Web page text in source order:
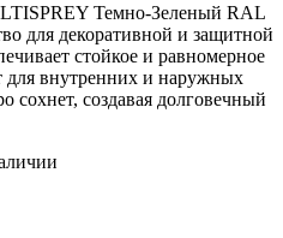
Темно-Зеленый RAL
для декоративной и защитной
стойкое и равномерное
для внутренних и наружных
сохнет, создавая долговечный